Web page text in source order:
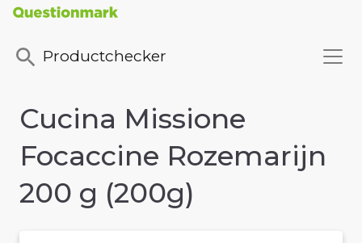
Productchecker
Cucina Missione
Focaccine Rozemarijn
200 g (200g)